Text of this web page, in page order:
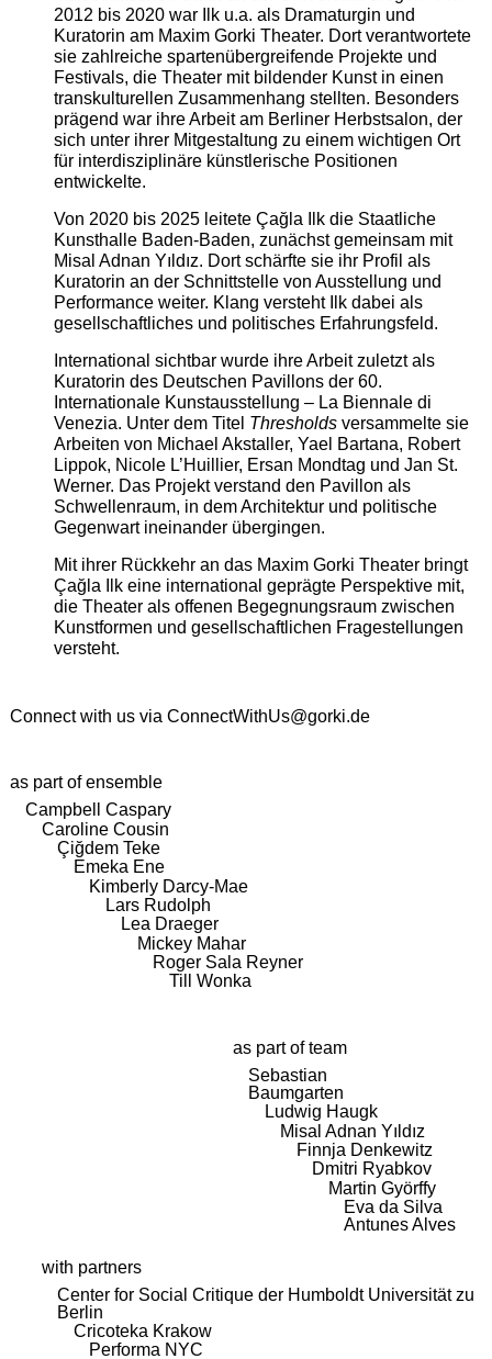
2012 bis 2020 war Ilk u.a. als Dramaturgin und
Kuratorin am Maxim Gorki Theater. Dort verantwortete
sie zahlreiche spartenübergreifende Projekte und
Festivals, die Theater mit bildender Kunst in einen
transkulturellen Zusammenhang stellten. Besonders
prägend war ihre Arbeit am Berliner Herbstsalon, der
sich unter ihrer Mitgestaltung zu einem wichtigen Ort
für interdisziplinäre künstlerische Positionen
entwickelte.
Von 2020 bis 2025 leitete Çağla Ilk die Staatliche
Kunsthalle Baden-Baden, zunächst gemeinsam mit
Misal Adnan Yıldız. Dort schärfte sie ihr Profil als
Kuratorin an der Schnittstelle von Ausstellung und
Performance weiter. Klang versteht Ilk dabei als
gesellschaftliches und politisches Erfahrungsfeld.
International sichtbar wurde ihre Arbeit zuletzt als
Kuratorin des Deutschen Pavillons der 60.
Internationale Kunstausstellung – La Biennale di
Venezia. Unter dem Titel Thresholdsversammelte sie
Arbeiten von Michael Akstaller, Yael Bartana, Robert
Lippok, Nicole L’Huillier, Ersan Mondtag und Jan St.
Werner. Das Projekt verstand den Pavillon als
Schwellenraum, in dem Architektur und politische
Gegenwart ineinander übergingen.
Mit ihrer Rückkehr an das Maxim Gorki Theater bringt
Çağla Ilk eine international geprägte Perspektive mit,
die Theater als offenen Begegnungsraum zwischen
Kunstformen und gesellschaftlichen Fragestellungen
versteht.
Connect with us via ConnectWithUs@gorki.de
as part of ensemble
Campbell Caspary
Caroline Cousin
Çiğdem Teke
Emeka Ene
Kimberly Darcy-Mae
Lars Rudolph
Lea Draeger
Mickey Mahar
Roger Sala Reyner
Till Wonka
as part of team
Sebastian
Baumgarten
Ludwig Haugk
Misal Adnan Yıldız
Finnja Denkewitz
Dmitri Ryabkov
Martin Györffy
Eva da Silva
Antunes Alves
with partners
Center for Social Critique der Humboldt Universität zu
Berlin
Cricoteka Krakow
Performa NYC